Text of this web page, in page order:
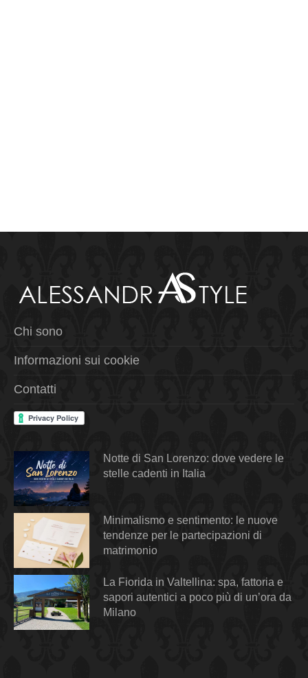
Chi sono
Informazioni sui cookie
Contatti
Notte di San Lorenzo: dove vedere le
stelle cadenti in Italia
Minimalismo e sentimento: le nuove
tendenze per le partecipazioni di
matrimonio
La Fiorida in Valtellina: spa, fattoria e
sapori autentici a poco più di un’ora da
Milano